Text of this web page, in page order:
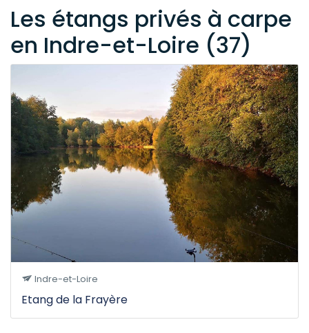
Les étangs privés à carpe
en Indre-et-Loire (37)
Indre-et-Loire
Etang de la Frayère